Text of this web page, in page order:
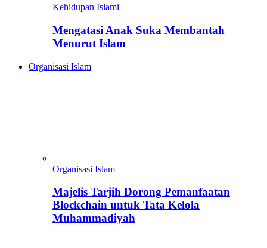
Kehidupan Islami
Mengatasi Anak Suka Membantah
Menurut Islam
Organisasi Islam
Organisasi Islam
Majelis Tarjih Dorong Pemanfaatan
Blockchain untuk Tata Kelola
Muhammadiyah